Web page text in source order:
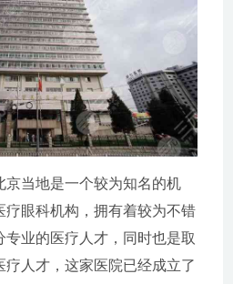
京当地是一个较为知名的机
疗眼科机构，拥有着较为不错
专业的医疗人才，同时也是取
人才，这家医院已经成立了